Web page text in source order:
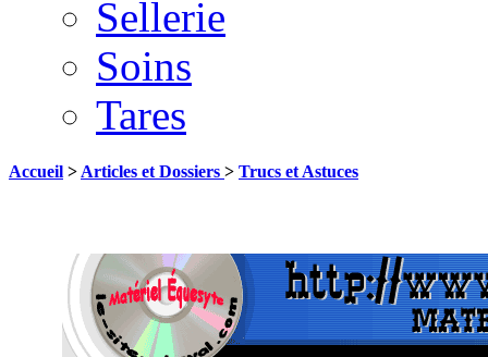
Sellerie
Soins
Tares
Accueil > Articles et Dossiers > Trucs et Astuces